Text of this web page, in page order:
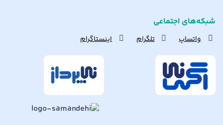
شبکه‌های اجتماعی
واتساپ تلگرام اینستاگرام